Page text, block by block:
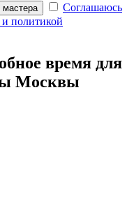
мастера
Соглашаюсь
политикой
время для
Москвы